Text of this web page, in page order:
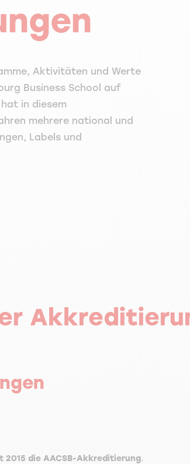
Aktivitäten und Werte
Business School auf
in diesem
mehrere national und
Labels und
2015 die AACSB-Akkreditierung.